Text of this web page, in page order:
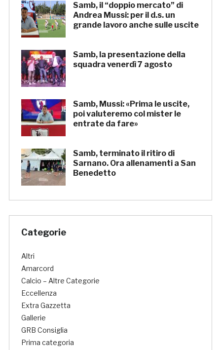
Samb, il “doppio mercato” di
Andrea Mussi: per il d.s. un
grande lavoro anche sulle uscite
Samb, la presentazione della
squadra venerdì 7 agosto
Samb, Mussi: «Prima le uscite,
poi valuteremo col mister le
entrate da fare»
Samb, terminato il ritiro di
Sarnano. Ora allenamenti a San
Benedetto
Categorie
Altri
Amarcord
Calcio – Altre Categorie
Eccellenza
Extra Gazzetta
Gallerie
GRB Consiglia
Prima categoria